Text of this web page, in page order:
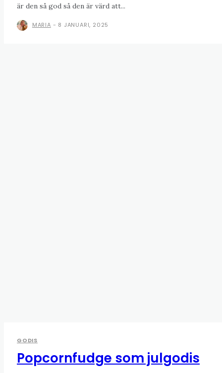
är den så god så den är värd att...
MARIA - 8 JANUARI, 2025
GODIS
Popcornfudge som julgodis